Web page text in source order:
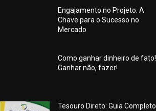
Engajamento no Projeto: A
Chave para o Sucesso no
Mercado
Como ganhar dinheiro de fato!
Ganhar não, fazer!
Tesouro Direto: Guia Completo